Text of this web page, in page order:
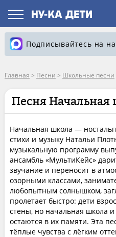
Подписывайтесь на
Главная > Песни > Школьные песни
Песня Начальная
Начальная школа —
стихи и музыку Натальи
музыкальную программу
ансамбль «МультиКейс»
звучание и переносит в
озорными классами,
любопытным солнышком,
пролетает быстро: дети
стены, но начальная школа
остаются в их памяти. Эта
тёплые чувства с лёгким